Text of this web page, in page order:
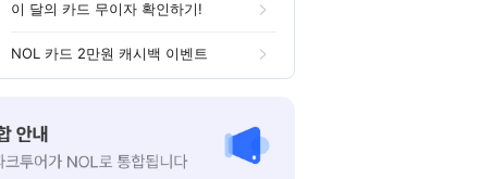
이 달의 카드 무이자 확인하기!
NOL 카드 2만원 캐시백 이벤트